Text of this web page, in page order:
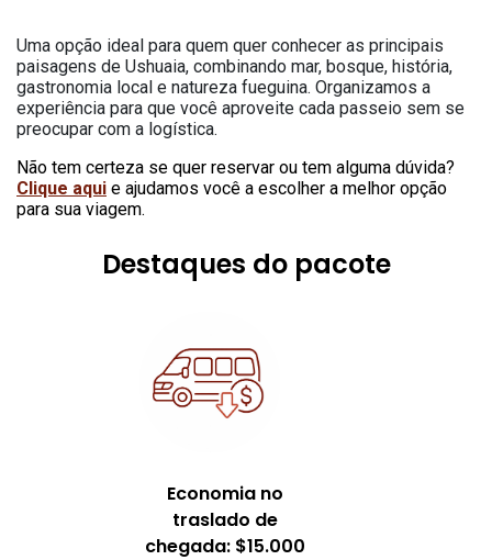
Uma opção ideal para quem quer conhecer as principais
paisagens de Ushuaia, combinando mar, bosque, história,
gastronomia local e natureza fueguina. Organizamos a
experiência para que você aproveite cada passeio sem se
preocupar com a logística.
Não tem certeza se quer reservar ou tem alguma dúvida?
Clique aqui e ajudamos você a escolher a melhor opção
para sua viagem.
Destaques do pacote
Economia no
traslado de
chegada: $15.000